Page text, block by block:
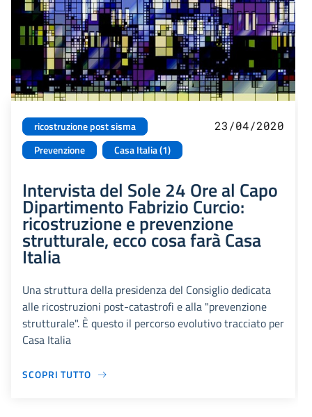
ricostruzione post sisma
Prevenzione
Casa Italia (1)
23/04/2020
Intervista del Sole 24 Ore al Capo
Dipartimento Fabrizio Curcio:
ricostruzione e prevenzione
strutturale, ecco cosa farà Casa
Italia
Una struttura della presidenza del Consiglio dedicata
alle ricostruzioni post-catastrofi e alla "prevenzione
strutturale". È questo il percorso evolutivo tracciato per
Casa Italia
SCOPRI TUTTO